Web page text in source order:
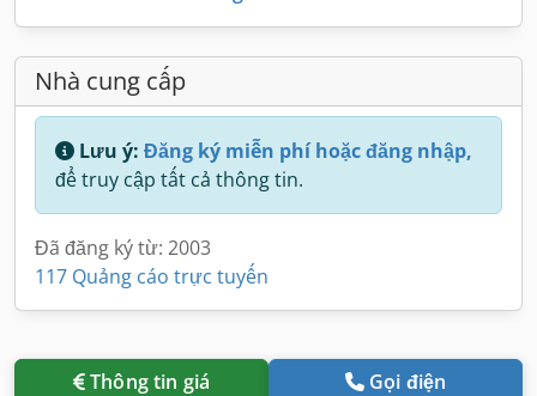
Nhà cung cấp
Lưu ý: Đăng ký miễn phí hoặc đăng nhập,
để truy cập tất cả thông tin.
Đã đăng ký từ: 2003
117 Quảng cáo trực tuyến
Thông tin giá Gọi điện